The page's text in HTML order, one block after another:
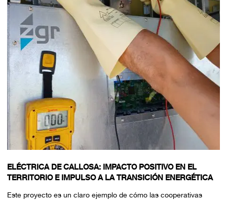
ELÉCTRICA DE CALLOSA: IMPACTO POSITIVO EN EL
TERRITORIO E IMPULSO A LA TRANSICIÓN ENERGÉTICA
Este proyecto es un claro ejemplo de cómo las cooperativas